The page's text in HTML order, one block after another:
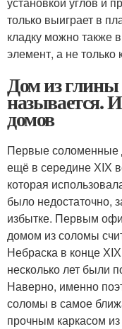
только выиграет в
кладку можно также
элемент, а не только
Дом из
называется.
домов
Первые соломенные
ещё в середине ХIХ
которая
было недостаточно,
избытке. Первым
домом из соломы
Небраска в конце
несколько лет были
Наверно, именно
соломы в самое
прочным каркасом